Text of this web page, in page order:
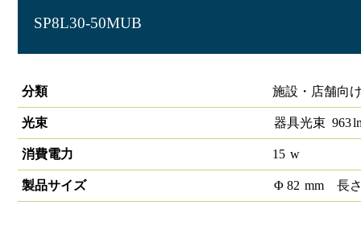
SP8L30-50MUB
分類
施設・店舗向
光束 器具光束 963
消費電力 15 w
製品サイズ Φ 82 mm 長